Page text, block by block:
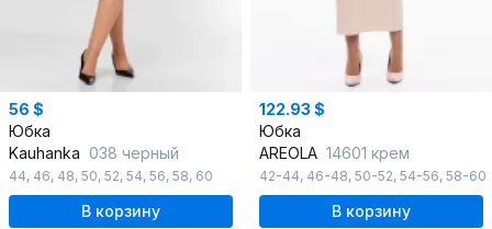
56 $
Юбка
Kauhanka 038 черный
44, 46, 48, 50, 52, 54, 56, 58, 60
В корзину
122.93 $
Юбка
AREOLA 14601 крем
42-44, 46-48, 50-52, 54-56, 58-60
В корзину